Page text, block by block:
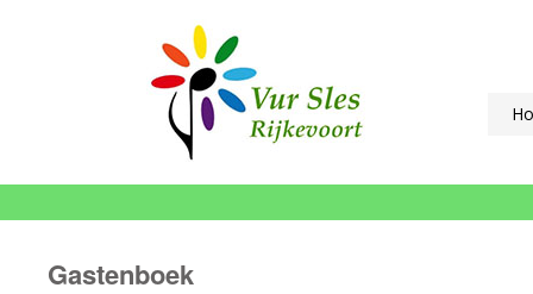
Gastenboek